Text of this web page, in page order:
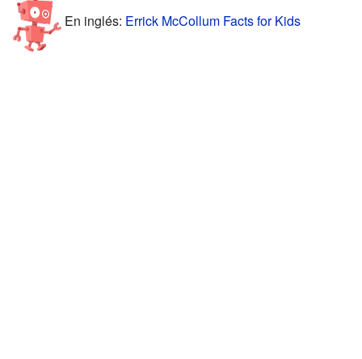
En inglés: Errick McCollum Facts for Kids